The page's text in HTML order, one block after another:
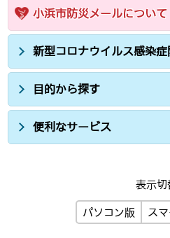
小浜市防災メールについて
新型コロナウイルス感染症
目的から探す
便利なサービス
表示切
パソコン版 ス